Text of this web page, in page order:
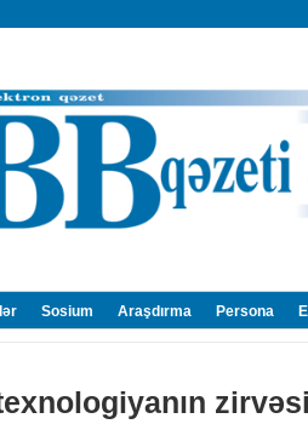
Sosium Araşdırma Persona